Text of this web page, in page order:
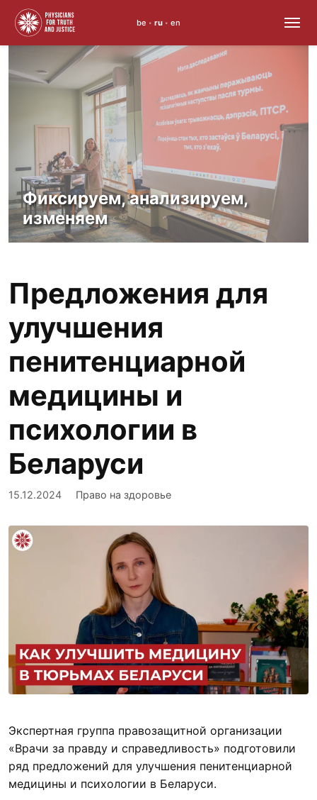
to
content
be • ru • en
Фиксируем, анализируем,
изменяем
Предложения для
улучшения
пенитенциарной
медицины и
психологии в
Беларуси
15.12.2024 Право на здоровье
Экспертная группа правозащитной организации
«Врачи за правду и справедливость» подготовили
ряд предложений для улучшения пенитенциарной
медицины и психологии в Беларуси.